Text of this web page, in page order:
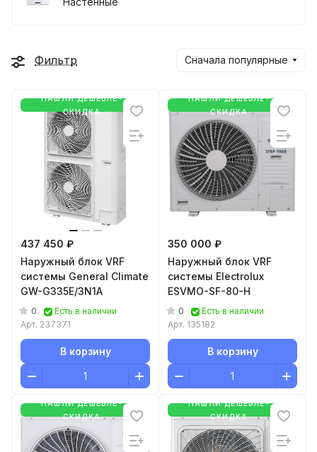
Фильтр Сначала популярные
НАШЛИ ДЕШЕВЛЕ-
СКИДКА
437 450 ₽
Наружный блок VRF
системы General Climate
GW-G335E/3N1A
0
Есть в наличии
Арт. 237371
В корзину
НАШЛИ ДЕШЕВЛЕ-
СКИДКА
350 000 ₽
Наружный блок VRF
системы Electrolux
ESVMO-SF-80-H
0
Есть в наличии
Арт. 135182
В корзину
НАШЛИ ДЕШЕВЛЕ-
СКИДКА
НАШЛИ ДЕШЕВЛЕ-
СКИДКА